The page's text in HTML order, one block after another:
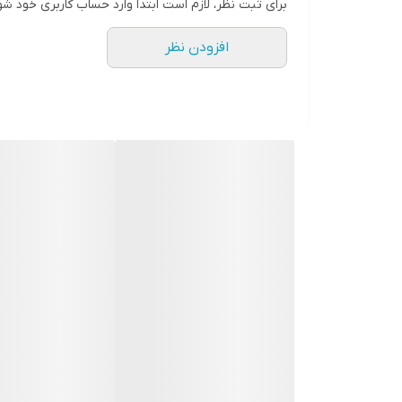
برای ثبت نظر، لازم است ابتدا وارد حساب کاربری خود
افزودن نظر